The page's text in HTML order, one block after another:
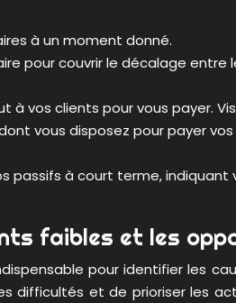
à un moment donné.
pour couvrir le décalage entre
à vos clients pour vous payer.
vous disposez pour payer
passifs à court terme,
faibles et les
pour identifier les
difficultés et de prioriser les